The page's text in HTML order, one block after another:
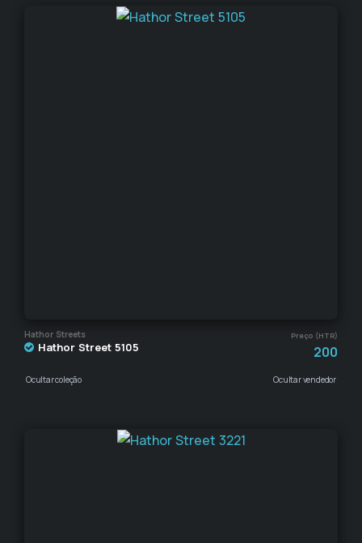
Hathor Streets Preço (HTR)
Hathor Street 5105 200
Ocultar coleção Ocultar vendedor